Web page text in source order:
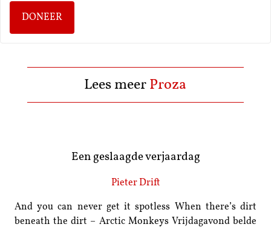
DONEER
Lees meer Proza
Een geslaagde verjaardag
Pieter Drift
And you can never get it spotless When there’s dirt
beneath the dirt – Arctic Monkeys Vrijdagavond belde